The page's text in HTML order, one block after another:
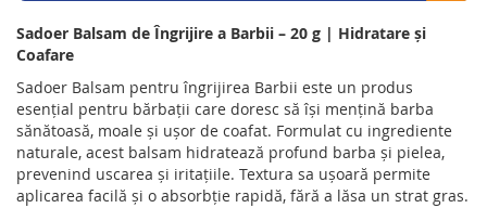
Sadoer Balsam de Îngrijire a Barbii – 20 g | Hidratare și
Coafare
Sadoer Balsam pentru îngrijirea Barbii este un produs
esențial pentru bărbații care doresc să își mențină barba
sănătoasă, moale și ușor de coafat. Formulat cu ingrediente
naturale, acest balsam hidratează profund barba și pielea,
prevenind uscarea și iritațiile. Textura sa ușoară permite
aplicarea facilă și o absorbție rapidă, fără a lăsa un strat gras.